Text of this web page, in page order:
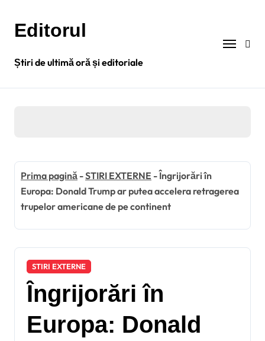
conținutEditorul
Știri de ultimă oră și editoriale
Prima pagină -STIRI EXTERNE -Îngrijorări în
Europa: Donald Trump ar putea accelera retragerea
trupelor americane de pe continent
STIRI EXTERNE
Îngrijorări în
Europa: Donald